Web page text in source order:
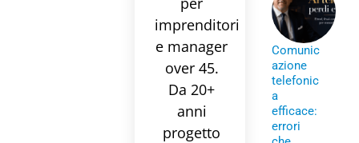
imprenditori
e manager
over 45.
Da 20+
anni
progetto
Comunic
azione
telefonic
a
efficace:
errori